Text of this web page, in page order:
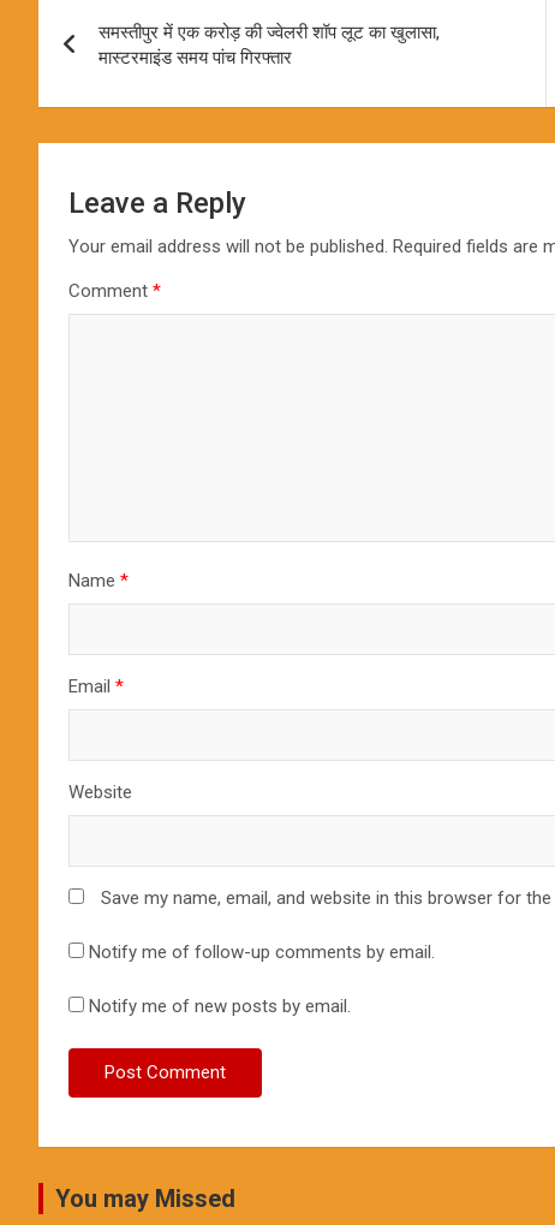
navigation
समस्तीपुर में एक करोड़ की ज्वेलरी शॉप लूट का खुलासा,
मास्टरमाइंड समय पांच गिरफ्तार
Leave a Reply
Your email address will not be published. Required fields are
Comment *
Name *
Email *
Website
Save my name, email, and website in this browser for
Notify me of follow-up comments by email.
Notify me of new posts by email.
You may Missed